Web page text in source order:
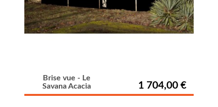
Brise vue - Le
Savana Acacia
1 704,00 €